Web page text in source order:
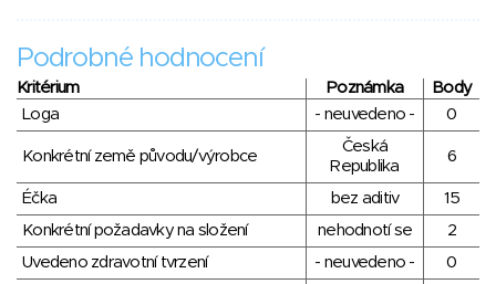
Podrobné hodnocení
Kritérium Poznámka
Body
Loga
- neuvedeno - 0
Konkrétní země původu/výrobce
Česká
Republika
6
Éčka bez aditiv
15
Konkrétní požadavky na složení
nehodnotí se
2
Uvedeno zdravotní tvrzení
- neuvedeno -
0